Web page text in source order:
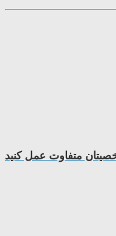
متفاوت عمل کنید